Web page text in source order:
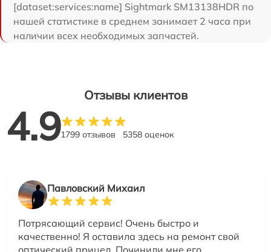
[dataset:services:name] Sightmark SM13138HDR по
нашей статистике в среднем занимает 2 часа при
наличии всех необходимых запчастей.
Отзывы клиентов
4.91799 отзывов 5358 оценок
Павловский Михаил
Потрясающий сервис! Очень быстро и
качественно! Я оставила здесь на ремонт свой
оптический прицел. Починили мне его